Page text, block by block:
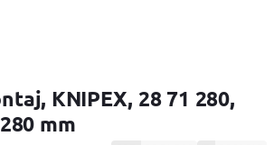
KNIPEX, 28 71 280,
mm